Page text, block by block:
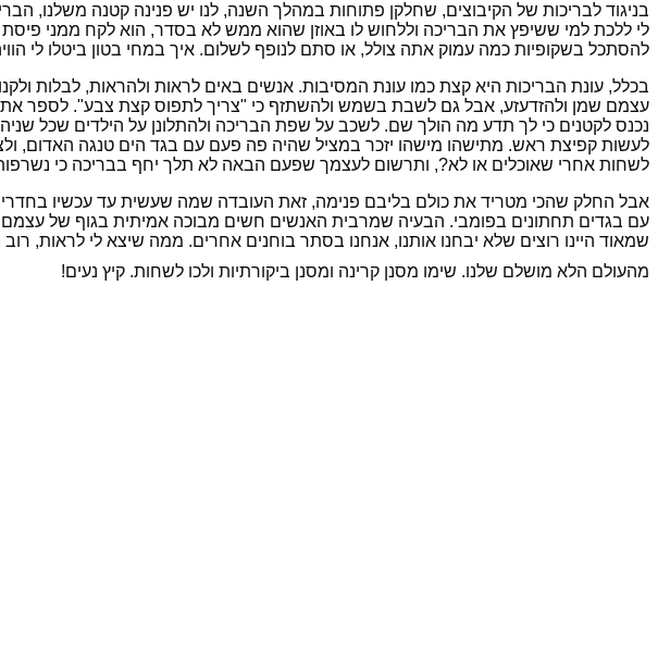
בניגוד לבריכות של הקיבוצים, שחלקן פתוחות במהלך השנה, לנו יש פנינה קטנה
לי ללכת למי ששיפץ את הבריכה וללחוש לו באוזן שהוא ממש לא בסדר, הוא לקח ממני פיסת
להסתכל בשקופיות כמה עמוק אתה צולל, או סתם לנופף לשלום. איך במחי בטון ביטלו לי
בכלל, עונת הבריכות היא קצת כמו עונת המסיבות. אנשים באים לראות ולהראות, לבלות
עצמם שמן ולהזדעזע, אבל גם לשבת בשמש ולהשתזף כי "צריך לתפוס קצת צבע". לספר את
נכנס לקטנים כי לך תדע מה הולך שם. לשכב על שפת הבריכה ולהתלונן על הילדים שכל
לעשות קפיצת ראש. מתישהו מישהו יזכר במציל שהיה פה פעם עם בגד הים טנגה האדום,
לשחות אחרי שאוכלים או לא?, ותרשום לעצמך שפעם הבאה לא תלך יחף בבריכה כי נשרפות
אבל החלק שהכי מטריד את כולם בליבם פנימה, זאת העובדה שמה שעשית עד עכשיו
עם בגדים תחתונים בפומבי. הבעיה שמרבית האנשים חשים מבוכה אמיתית בגוף של עצמם
שמאוד היינו רוצים שלא יבחנו אותנו, אנחנו בסתר בוחנים אחרים. ממה שיצא לי
מהעולם הלא מושלם שלנו. שימו מסנן קרינה ומסנן ביקורתיות ולכו לשחות. קיץ נעים!